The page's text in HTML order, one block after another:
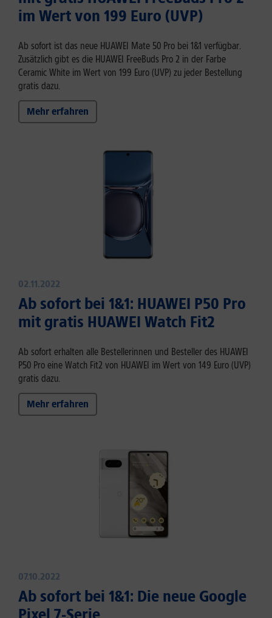
im Wert von 199 Euro (UVP)
Ab sofort ist das neue HUAWEI Mate 50 Pro bei 1&1 verfügbar.
Zusätzlich gibt es die HUAWEI FreeBuds Pro 2 in der Farbe
Ceramic White im Wert von 199 Euro (UVP) zu jeder Bestellung
gratis dazu.
Mehr erfahren
02.11.2022
Ab sofort bei 1&1: HUAWEI P50 Pro
mit gratis HUAWEI Watch Fit2
Ab sofort erhalten alle Bestellerinnen und Besteller des HUAWEI
P50 Pro eine Watch Fit2 von HUAWEI im Wert von 149 Euro (UVP)
gratis dazu.
Mehr erfahren
07.10.2022
Ab sofort bei 1&1: Die neue Google
Pixel 7-Serie